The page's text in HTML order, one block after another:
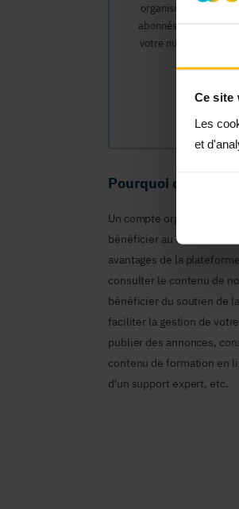
Ce site
Les
et
organisme et
abonnés).</0>Cette
votre numéro
Pourquoi devenir
Un compte organisme est
bénéficier au nom de votre
avantages de la
consulter le contenu de
bénéficier du soutien de
faciliter la gestion de
publier des annonces,
contenu de formation en
d'un support expert, etc.